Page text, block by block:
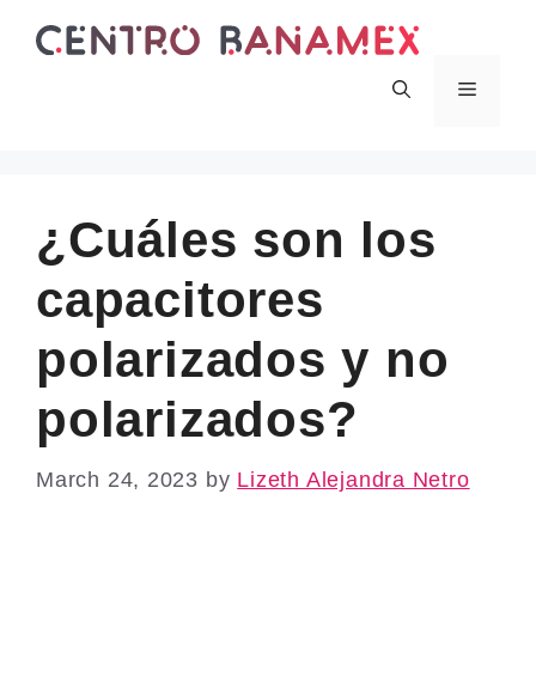
Menu
¿Cuáles son los
capacitores
polarizados y no
polarizados?
March 24, 2023 by Lizeth Alejandra Netro